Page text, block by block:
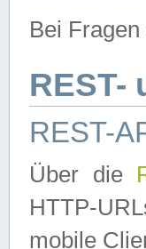
Bei
REST-
REST-
Über die
HTTP-
mobile